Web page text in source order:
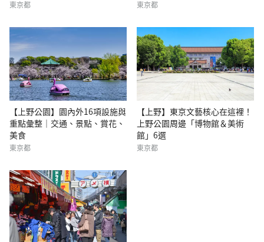
東京都 東京都
【上野公園】園內外16項設施與
重點彙整｜交通、景點、賞花、
美食
東京都
【上野】東京文藝核心在這裡！
上野公園周邊「博物館＆美術
館」6選
東京都